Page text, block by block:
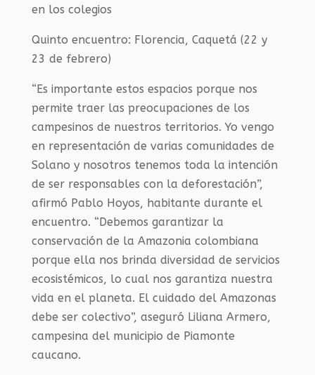
en los colegios
Quinto encuentro: Florencia, Caquetá (22 y
23 de febrero)
“Es importante estos espacios porque nos
permite traer las preocupaciones de los
campesinos de nuestros territorios. Yo vengo
en representación de varias comunidades de
Solano y nosotros tenemos toda la intención
de ser responsables con la deforestación”,
afirmó Pablo Hoyos, habitante durante el
encuentro. “Debemos garantizar la
conservación de la Amazonia colombiana
porque ella nos brinda diversidad de servicios
ecosistémicos, lo cual nos garantiza nuestra
vida en el planeta. El cuidado del Amazonas
debe ser colectivo”, aseguró Liliana Armero,
campesina del municipio de Piamonte
caucano.